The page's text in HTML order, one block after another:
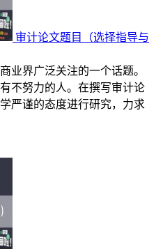
审计论文题目（选择指导与
业界广泛关注的一个话题。
不努力的人。在撰写审计论
严谨的态度进行研究，力求